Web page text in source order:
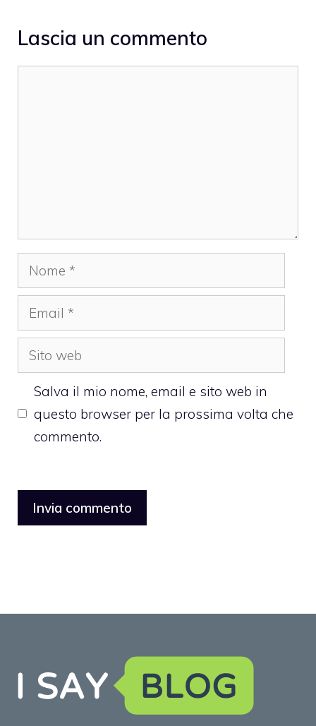
Lascia un commento
Nome
Email
Sito
web
Salva il mio nome, email e sito web in
questo browser per la prossima volta che
commento.